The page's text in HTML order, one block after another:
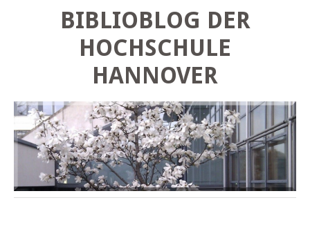
BIBLIOBLOG DER
HOCHSCHULE
HANNOVER